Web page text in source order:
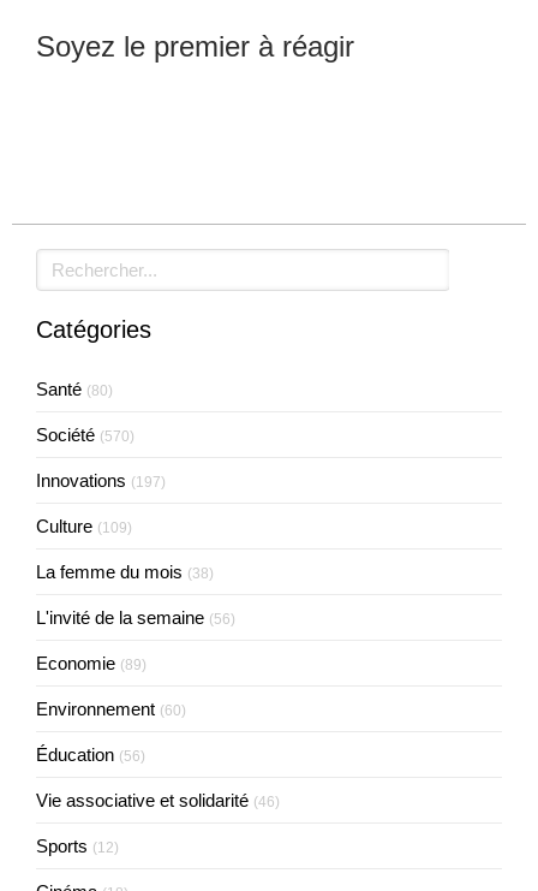
Soyez le premier à réagir
Rechercher
Catégories
Santé (80)
Société (570)
Innovations (197)
Culture (109)
La femme du mois (38)
L'invité de la semaine (56)
Economie (89)
Environnement (60)
Éducation (56)
Vie associative et solidarité (46)
Sports (12)